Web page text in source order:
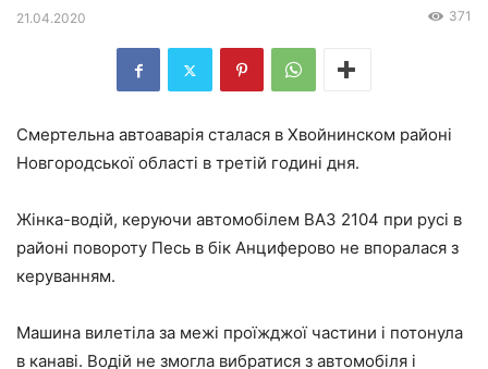
21.04.2020 371
Смертельна автоаварія сталася в Хвойнинском районі
Новгородської області в третій годині дня.
Жінка-водій, керуючи автомобілем ВАЗ 2104 при русі в
районі повороту Песь в бік Анциферово не впоралася з
керуванням.
Машина вилетіла за межі проїжджої частини і потонула
в канаві. Водій не змогла вибратися з автомобіля і